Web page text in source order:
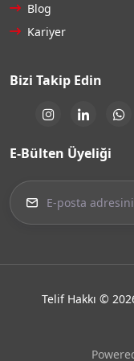
Blog
Kariyer
Bizi Takip Edin
E-Bülten Üyeliği
Telif Hakkı ©